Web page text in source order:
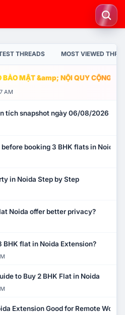
THREADS MOST VIEWED
BẢO MẬT &amp; NỘI QUY CỘNG
AM
tích snapshot ngày 06/08/2026
booking 3 BHK flats in Noida?
in Noida Step by Step
Noida offer better privacy?
BHK flat in Noida Extension?
to Buy 2 BHK Flat in Noida
Extension Good for Remote Work?